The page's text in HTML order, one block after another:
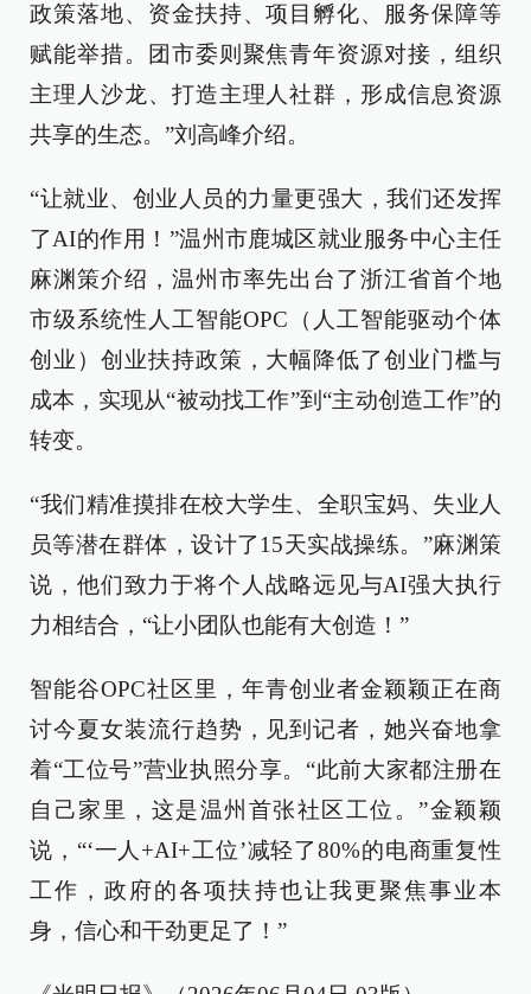
政策落地、资金扶持、项目孵化、服务保障等
赋能举措。团市委则聚焦青年资源对接，组织
主理人沙龙、打造主理人社群，形成信息资源
共享的生态。”刘高峰介绍。
“让就业、创业人员的力量更强大，我们还发挥
了AI的作用！”温州市鹿城区就业服务中心主任
麻渊策介绍，温州市率先出台了浙江省首个地
市级系统性人工智能OPC（人工智能驱动个体
创业）创业扶持政策，大幅降低了创业门槛与
成本，实现从“被动找工作”到“主动创造工作”的
转变。
“我们精准摸排在校大学生、全职宝妈、失业人
员等潜在群体，设计了15天实战操练。”麻渊策
说，他们致力于将个人战略远见与AI强大执行
力相结合，“让小团队也能有大创造！”
智能谷OPC社区里，年青创业者金颖颖正在商
讨今夏女装流行趋势，见到记者，她兴奋地拿
着“工位号”营业执照分享。“此前大家都注册在
自己家里，这是温州首张社区工位。”金颖颖
说，“‘一人+AI+工位’减轻了80%的电商重复性
工作，政府的各项扶持也让我更聚焦事业本
身，信心和干劲更足了！”